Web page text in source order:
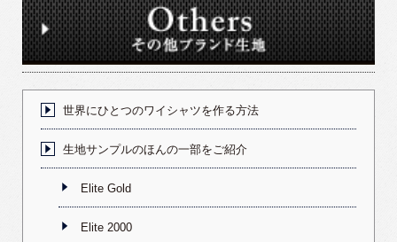
世界にひとつのワイシャツを作る方法
生地サンプルのほんの一部をご紹介
Elite Gold
Elite 2000